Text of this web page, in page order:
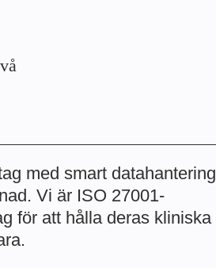
med smart datahantering
Vi är ISO 27001-
för att hålla deras kliniska